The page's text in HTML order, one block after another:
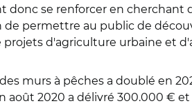
se renforcer en cherchant
permettre au public de
d'agriculture urbaine et
murs à pêches a doublé en
août 2020 a délivré 300.000 €